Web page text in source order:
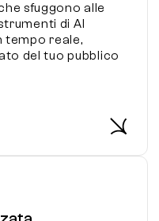
sfuggono alle
di AI
tempo reale,
del tuo pubblico